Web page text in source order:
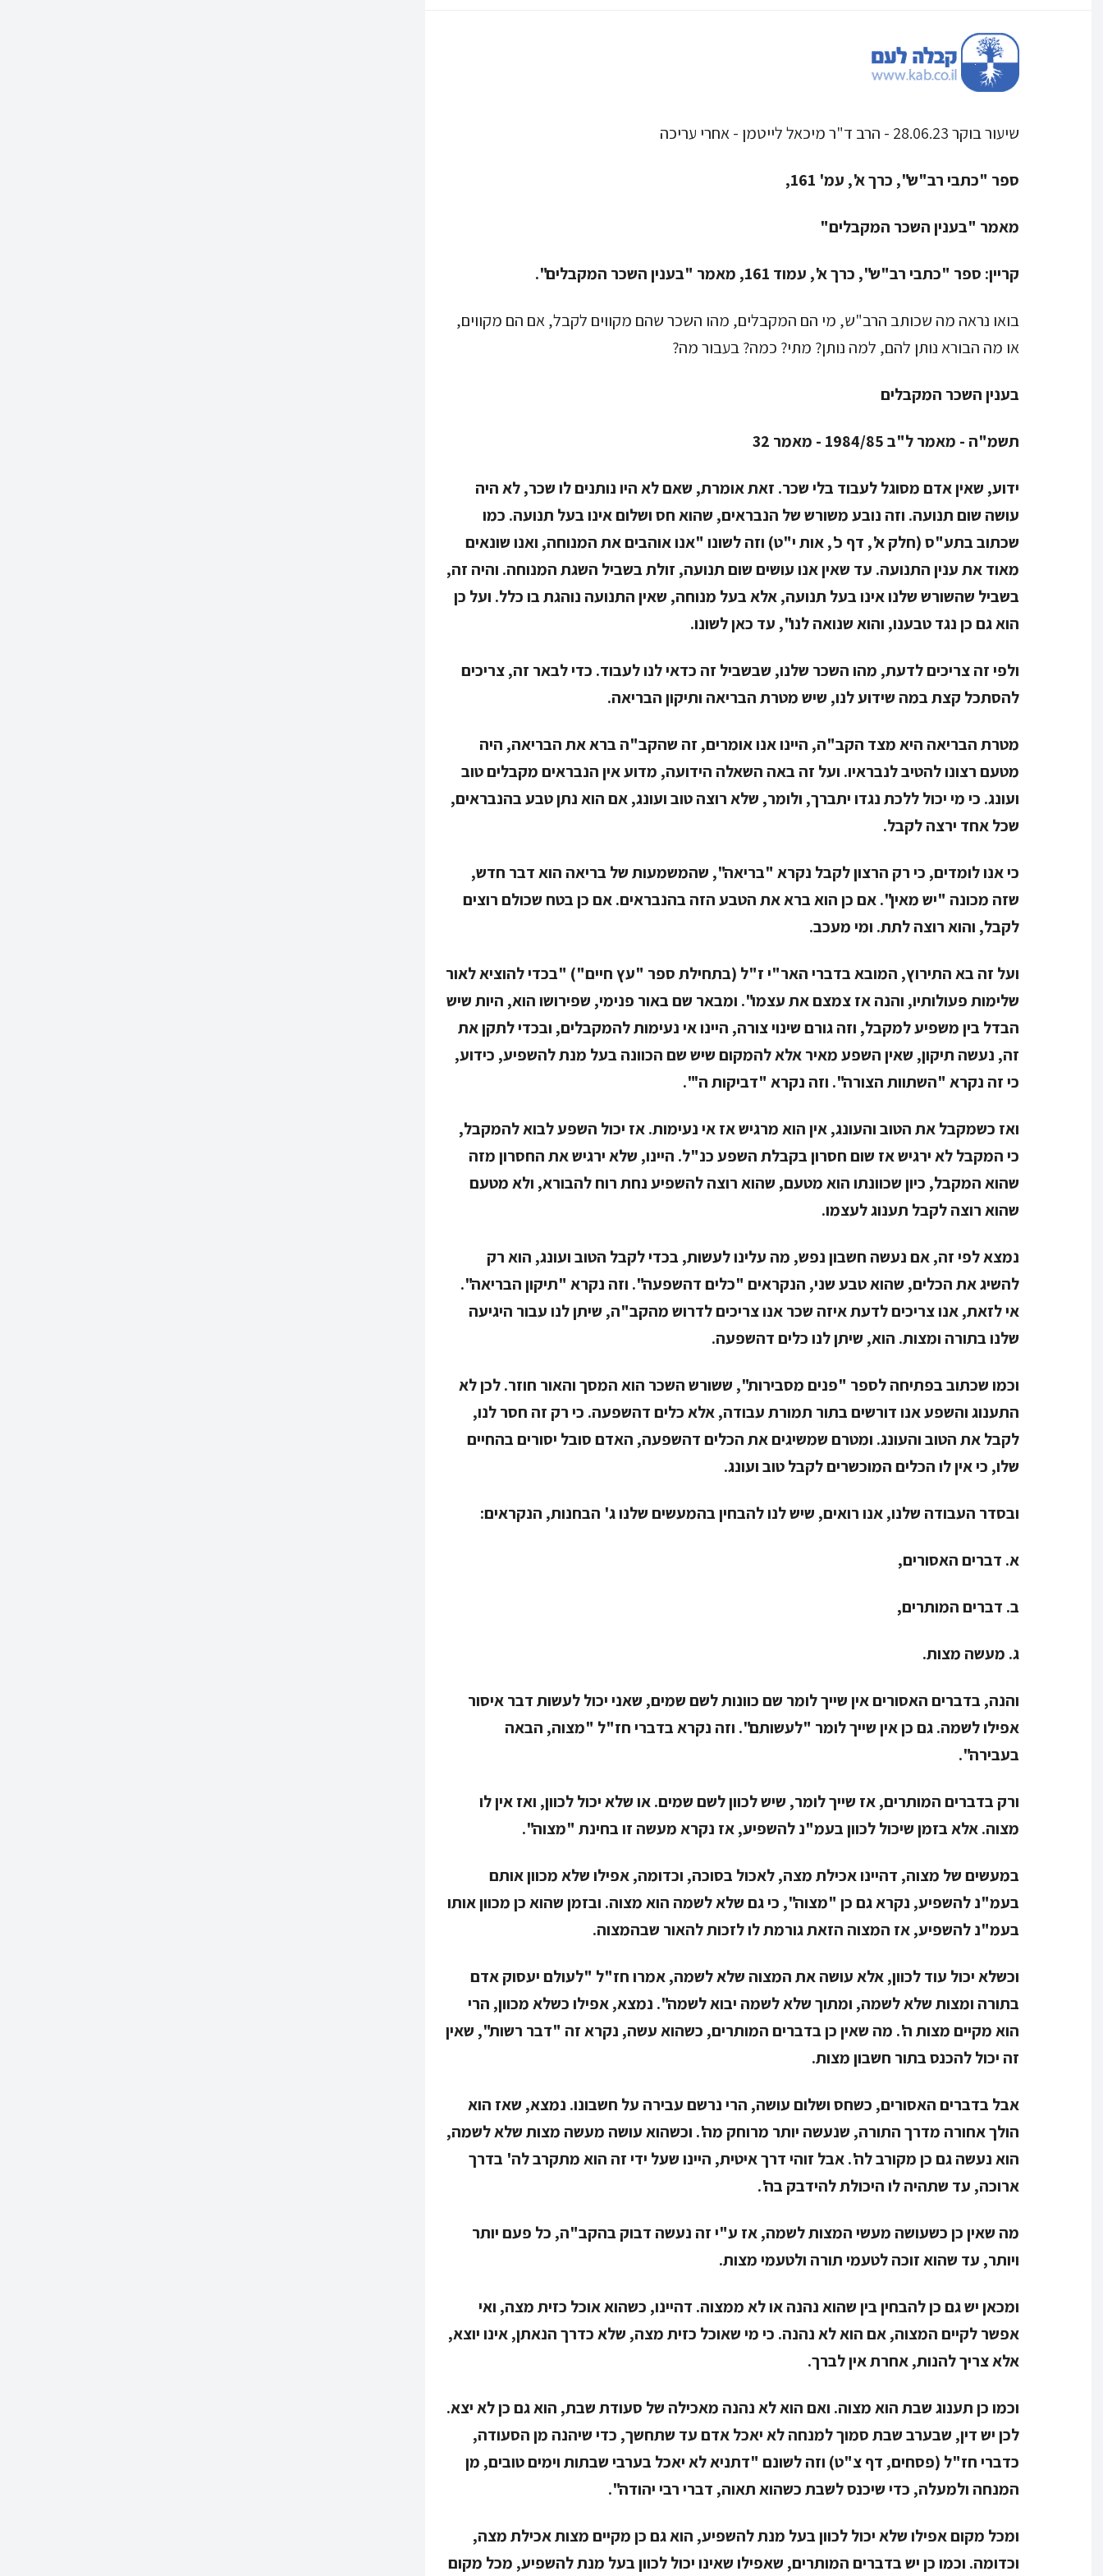
שיעור בוקר 28.06.23 - הרב ד"ר מיכאל לייטמן - אחרי עריכה
ספר "כתבי רב"ש", כרך א', עמ' 161,
מאמר "בענין השכר המקבלים"
קריין: ספר "כתבי רב"ש", כרך א', עמוד 161, מאמר "בענין השכר המקבלים".
בואו נראה מה שכותב הרב"ש, מי הם המקבלים, מהו השכר שהם מקווים לקבל, אם הם מקווים,
או מה הבורא נותן להם, למה נותן? מתי? כמה? בעבור מה?
בענין השכר המקבלים
תשמ"ה - מאמר ל"ב 1984/85 - מאמר 32
ידוע, שאין אדם מסוגל לעבוד בלי שכר. זאת אומרת, שאם לא היו נותנים לו שכר, לא היה
עושה שום תנועה. וזה נובע משורש של הנבראים, שהוא חס ושלום אינו בעל תנועה. כמו
שכתוב בתע"ס (חלק א', דף כ', אות י"ט) וזה לשונו "אנו אוהבים את המנוחה, ואנו שונאים
מאוד את ענין התנועה. עד שאין אנו עושים שום תנועה, זולת בשביל השגת המנוחה. והיה זה,
בשביל שהשורש שלנו אינו בעל תנועה, אלא בעל מנוחה, שאין התנועה נוהגת בו כלל. ועל כן
הוא גם כן נגד טבענו, והוא שנואה לנו", עד כאן לשונו.
ולפי זה צריכים לדעת, מהו השכר שלנו, שבשביל זה כדאי לנו לעבוד. כדי לבאר זה, צריכים
להסתכל קצת במה שידוע לנו, שיש מטרת הבריאה ותיקון הבריאה.
מטרת הבריאה היא מצד הקב"ה, היינו אנו אומרים, זה שהקב"ה ברא את הבריאה, היה
מטעם רצונו להטיב לנבראיו. ועל זה באה השאלה הידועה, מדוע אין הנבראים מקבלים טוב
ועונג. כי מי יכול ללכת נגדו יתברך, ולומר, שלא רוצה טוב ועונג, אם הוא נתן טבע בהנבראים,
שכל אחד ירצה לקבל.
כי אנו לומדים, כירק הרצון לקבל נקרא "בריאה", שהמשמעות של בריאה הוא דבר חדש,
שזה מכונה "יש מאין". אם כן הוא ברא את הטבע הזה בהנבראים. אם כן בטח שכולם רוצים
לקבל, והוא רוצה לתת. ומי מעכב.
ועל זה בא התירוץ, המובא בדברי האר"י ז"ל (בתחילת ספר "עץ חיים") "בכדי להוציא לאור
שלימות פעולותיו, והנה אז צמצם את עצמו". ומבאר שם באור פנימי, שפירושו הוא, היות שיש
הבדל בין משפיע למקבל, וזה גורם שינוי צורה, היינו אי נעימות להמקבלים, ובכדי לתקן את
זה, נעשה תיקון, שאין השפע מאיר אלא להמקום שיש שם הכוונה בעל מנת להשפיע, כידוע,
כי זה נקרא "השתוות הצורה". וזה נקרא "דביקות ה'".
ואז כשמקבל את הטוב והעונג, אין הוא מרגיש אז אי נעימות. אז יכול השפע לבוא להמקבל,
כי המקבל לא ירגיש אז שום חסרון בקבלת השפע כנ"ל. היינו, שלא ירגיש את החסרון מזה
שהוא המקבל, כיון שכוונתו הוא מטעם, שהוא רוצה להשפיע נחת רוח להבורא, ולא מטעם
שהוא רוצה לקבל תענוג לעצמו.
נמצא לפי זה, אם נעשה חשבון נפש, מה עלינו לעשות, בכדי לקבל הטוב ועונג, הוא רק
להשיג את הכלים, שהוא טבע שני, הנקראים "כלים דהשפעה". וזה נקרא "תיקון הבריאה".
אי לזאת, אנו צריכים לדעת איזה שכר אנו צריכים לדרוש מהקב"ה, שיתן לנו עבור היגיעה
שלנו בתורה ומצות. הוא, שיתן לנו כלים דהשפעה.
וכמו שכתוב בפתיחה לספר "פנים מסבירות", ששורש השכר הוא המסך והאור חוזר. לכן לא
התענוג והשפע אנו דורשים בתור תמורת עבודה, אלא כלים דהשפעה. כי רק זה חסר לנו,
לקבל את הטוב והעונג. ומטרם שמשיגים את הכלים דהשפעה, האדם סובל יסורים בהחיים
שלו, כי אין לו הכלים המוכשרים לקבל טוב ועונג.
ובסדר העבודה שלנו, אנו רואים, שיש לנו להבחין בהמעשים שלנו ג' הבחנות, הנקראים:
א. דברים האסורים,
ב. דברים המותרים,
ג. מעשה מצות.
והנה, בדברים האסורים אין שייך לומר שם כוונות לשם שמים, שאני יכול לעשות דבר איסור
אפילו לשמה. גם כן אין שייך לומר "לעשותם". וזה נקרא בדברי חז"ל "מצוה, הבאה
בעבירה".
ורק בדברים המותרים, אז שייך לומר, שיש לכוון לשם שמים. או שלא יכול לכוון, ואז אין לו
מצוה. אלא בזמן שיכול לכוון בעמ"נ להשפיע, אז נקרא מעשה זו בחינת "מצוה".
במעשים של מצוה, דהיינו אכילת מצה, לאכול בסוכה, וכדומה, אפילו שלא מכוון אותם
בעמ"נ להשפיע, נקרא גם כן "מצוה", כי גם שלא לשמה הוא מצוה. ובזמן שהוא כן מכוון אותו
בעמ"נ להשפיע, אז המצוה הזאת גורמת לו לזכות להאור שבהמצוה.
וכשלא יכול עוד לכוון, אלא עושה את המצוה שלא לשמה, אמרו חז"ל "לעולם יעסוק אדם
בתורה ומצות שלא לשמה, ומתוך שלא לשמה יבוא לשמה". נמצא, אפילו כשלא מכוון, הרי
הוא מקיים מצות ה'. מה שאין כן בדברים המותרים, כשהוא עשה, נקרא זה "דבר רשות", שאין
זה יכול להכנס בתור חשבון מצות.
אבל בדברים האסורים, כשחס ושלום עושה, הרי נרשם עבירה על חשבונו. נמצא, שאז הוא
הולך אחורה מדרך התורה, שנעשה יותר מרוחק מה'. וכשהוא עושה מעשה מצות שלא לשמה,
הוא נעשה גם כן מקורב לה'. אבל זוהי דרך איטית, היינו שעל ידי זה הוא מתקרב לה' בדרך
ארוכה, עד שתהיה לו היכולת להידבק בה'.
מה שאין כן כשעושה מעשי המצות לשמה, אז ע"י זה נעשה דבוק בהקב"ה, כל פעם יותר
ויותר, עד שהוא זוכה לטעמי תורה ולטעמי מצות.
ומכאן יש גם כן להבחין בין שהוא נהנה או לא ממצוה. דהיינו, כשהוא אוכל כזית מצה, ואי
אפשר לקיים המצוה, אם הוא לא נהנה. כי מי שאוכל כזית מצה, שלא כדרך הנאתן, אינו יוצא,
אלא צריך להנות, אחרת אין לברך.
וכמו כן תענוג שבת הוא מצוה. ואם הוא לא נהנה מאכילה של סעודת שבת, הוא גם כן לא יצא.
לכן יש דין, שבערב שבת סמוך למנחה לא יאכל אדם עד שתחשך, כדי שיהנה מן הסעודה,
כדברי חז"ל (פסחים, דף צ"ט) וזה לשונם "דתניא לא יאכל בערבי שבתות וימים טובים, מן
המנחה ולמעלה, כדי שיכנס לשבת כשהוא תאוה, דברי רבי יהודה".
ומכל מקום אפילו שלא יכול לכוון בעל מנת להשפיע, הוא גם כן מקיים מצות אכילת מצה,
וכדומה. וכמו כן יש בדברים המותרים, שאפילו שאינו יכול לכוון בעל מנת להשפיע, מכל מקום